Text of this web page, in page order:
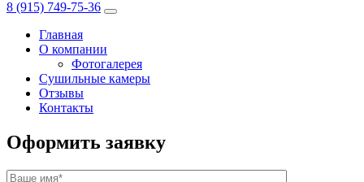
8 (915) 749-75-36
Главная
О компании
Фотогалерея
Сушильные камеры
Отзывы
Контакты
Оформить заявку